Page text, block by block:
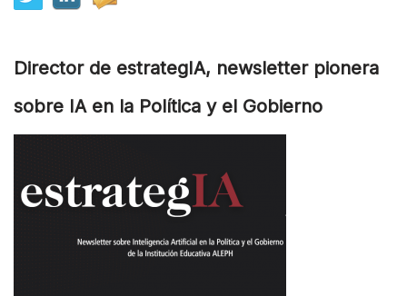
Director de estrategIA, newsletter pionera
sobre IA en la Política y el Gobierno